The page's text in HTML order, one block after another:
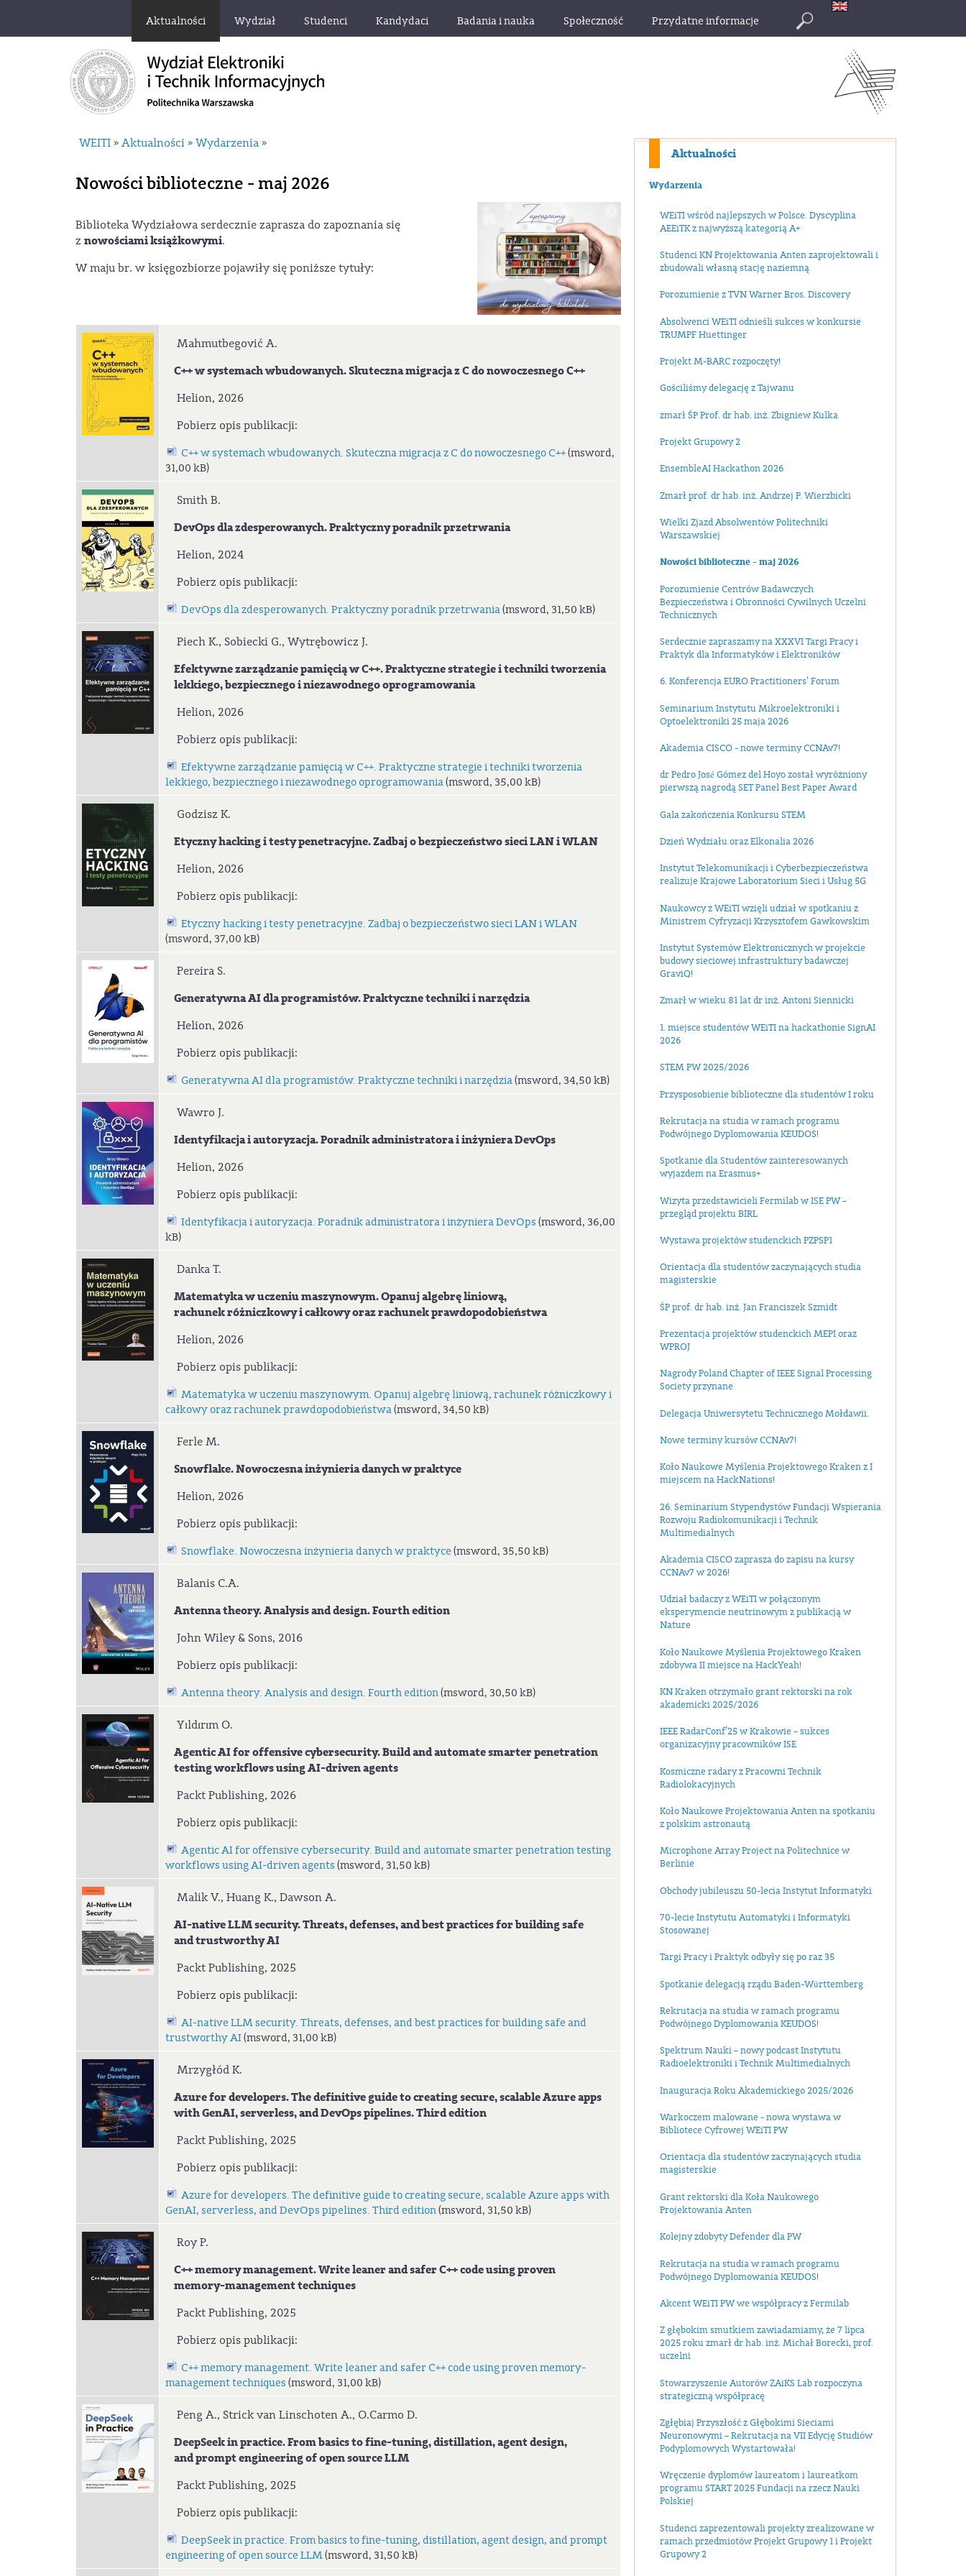
Aktualności Wydział Studenci Kandydaci Badania i nauka Społeczność Przydatne informacje
Aktualności
Wydarzenia
WEiTI wśród najlepszych w Polsce. Dyscyplina
AEEiTK z najwyższą kategorią A+
Studenci KN Projektowania Anten zaprojektowali i
zbudowali własną stację naziemną
Porozumienie z TVN Warner Bros. Discovery
Absolwenci WEiTI odnieśli sukces w konkursie
TRUMPF Huettinger
Projekt M-BARC rozpoczęty!
Gościliśmy delegację z Tajwanu
zmarł ŚP Prof. dr hab. inż. Zbigniew Kulka
Projekt Grupowy 2
EnsembleAI Hackathon 2026
Zmarł prof. dr hab. inż. Andrzej P. Wierzbicki
Wielki Zjazd Absolwentów Politechniki
Warszawskiej
Nowości biblioteczne - maj 2026
Porozumienie Centrów Badawczych
Bezpieczeństwa i Obronności Cywilnych Uczelni
Technicznych
Serdecznie zapraszamy na XXXVI Targi Pracy i
Praktyk dla Informatyków i Elektroników
6. Konferencja EURO Practitioners’ Forum
Seminarium Instytutu Mikroelektroniki i
Optoelektroniki 25 maja 2026
Akademia CISCO - nowe terminy CCNAv7!
dr Pedro José Gómez del Hoyo został wyróżniony
pierwszą nagrodą SET Panel Best Paper Award
Gala zakończenia Konkursu STEM
Dzień Wydziału oraz Elkonalia 2026
Instytut Telekomunikacji i Cyberbezpieczeństwa
realizuje Krajowe Laboratorium Sieci i Usług 5G
Naukowcy z WEiTI wzięli udział w spotkaniu z
Ministrem Cyfryzacji Krzysztofem Gawkowskim
Instytut Systemów Elektronicznych w projekcie
budowy sieciowej infrastruktury badawczej
GraviQ!
Zmarł w wieku 81 lat dr inż. Antoni Siennicki
1. miejsce studentów WEiTI na hackathonie SignAI
2026
STEM PW 2025/2026
Przysposobienie biblioteczne dla studentów I roku
Rekrutacja na studia w ramach programu
Podwójnego Dyplomowania KEUDOS!
Spotkanie dla Studentów zainteresowanych
wyjazdem na Erasmus+
Wizyta przedstawicieli Fermilab w ISE PW –
przegląd projektu BIRL
Wystawa projektów studenckich PZPSP1
Orientacja dla studentów zaczynających studia
magisterskie
ŚP prof. dr hab. inż. Jan Franciszek Szmidt
Prezentacja projektów studenckich MEPI oraz
WPROJ
Nagrody Poland Chapter of IEEE Signal Processing
Society przynane
Delegacja Uniwersytetu Technicznego Mołdawii.
Nowe terminy kursów CCNAv7!
Koło Naukowe Myślenia Projektowego Kraken z I
miejscem na HackNations!
26. Seminarium Stypendystów Fundacji Wspierania
Rozwoju Radiokomunikacji i Technik
Multimedialnych
Akademia CISCO zaprasza do zapisu na kursy
CCNAv7 w 2026!
Udział badaczy z WEiTI w połączonym
eksperymencie neutrinowym z publikacją w
Nature
Koło Naukowe Myślenia Projektowego Kraken
zdobywa II miejsce na HackYeah!
KN Kraken otrzymało grant rektorski na rok
akademicki 2025/2026
IEEE RadarConf’25 w Krakowie – sukces
organizacyjny pracowników ISE
Kosmiczne radary z Pracowni Technik
Radiolokacyjnych
Koło Naukowe Projektowania Anten na spotkaniu
z polskim astronautą
Microphone Array Project na Politechnice w
Berlinie
Obchody jubileuszu 50-lecia Instytut Informatyki
70-lecie Instytutu Automatyki i Informatyki
Stosowanej
Targi Pracy i Praktyk odbyły się po raz 35
Spotkanie delegacją rządu Baden-Württemberg
Rekrutacja na studia w ramach programu
Podwójnego Dyplomowania KEUDOS!
Spektrum Nauki – nowy podcast Instytutu
Radioelektroniki i Technik Multimedialnych
Inauguracja Roku Akademickiego 2025/2026
Warkoczem malowane - nowa wystawa w
Bibliotece Cyfrowej WEiTI PW
Orientacja dla studentów zaczynających studia
magisterskie
Grant rektorski dla Koła Naukowego
Projektowania Anten
Kolejny zdobyty Defender dla PW
Rekrutacja na studia w ramach programu
Podwójnego Dyplomowania KEUDOS!
Akcent WEiTI PW we współpracy z Fermilab
Z głębokim smutkiem zawiadamiamy, że 7 lipca
2025 roku zmarł dr hab. inż. Michał Borecki, prof.
uczelni
Stowarzyszenie Autorów ZAiKS Lab rozpoczyna
strategiczną współpracę
Zgłębiaj Przyszłość z Głębokimi Sieciami
Neuronowymi – Rekrutacja na VII Edycję Studiów
Podyplomowych Wystartowała!
Wręczenie dyplomów laureatom i laureatkom
programu START 2025 Fundacji na rzecz Nauki
Polskiej
Studenci zaprezentowali projekty zrealizowane w
ramach przedmiotów Projekt Grupowy 1 i Projekt
Grupowy 2
WEITI » Aktualności » Wydarzenia »
Nowości biblioteczne - maj 2026
Biblioteka Wydziałowa serdecznie zaprasza do zapoznania się
z nowościami książkowymi.
W maju br. w księgozbiorze pojawiły się poniższe tytuły:
Mahmutbegović A.
C++ w systemach wbudowanych. Skuteczna migracja z C do nowoczesnego C++
Helion, 2026
Pobierz opis publikacji:
C++ w systemach wbudowanych. Skuteczna migracja z C do nowoczesnego C++(msword,
31,00 kB)
Smith B.
DevOps dla zdesperowanych. Praktyczny poradnik przetrwania
Helion, 2024
Pobierz opis publikacji:
DevOps dla zdesperowanych. Praktyczny poradnik przetrwania(msword, 31,50 kB)
Piech K., Sobiecki G., Wytrębowicz J.
Efektywne zarządzanie pamięcią w C++. Praktyczne strategie i techniki tworzenia
lekkiego, bezpiecznego i niezawodnego oprogramowania
Helion, 2026
Pobierz opis publikacji:
Efektywne zarządzanie pamięcią w C++. Praktyczne strategie i techniki tworzenia
lekkiego, bezpiecznego i niezawodnego oprogramowania(msword, 35,00 kB)
Godzisz K.
Etyczny hacking i testy penetracyjne. Zadbaj o bezpieczeństwo sieci LAN i WLAN
Helion, 2026
Pobierz opis publikacji:
Etyczny hacking i testy penetracyjne. Zadbaj o bezpieczeństwo sieci LAN i WLAN
(msword, 37,00 kB)
Pereira S.
Generatywna AI dla programistów. Praktyczne techniki i narzędzia
Helion, 2026
Pobierz opis publikacji:
Generatywna AI dla programistów. Praktyczne techniki i narzędzia(msword, 34,50 kB)
Wawro J.
Identyfikacja i autoryzacja. Poradnik administratora i inżyniera DevOps
Helion, 2026
Pobierz opis publikacji:
Identyfikacja i autoryzacja. Poradnik administratora i inżyniera DevOps (msword, 36,00
kB)
Danka T.
Matematyka w uczeniu maszynowym. Opanuj algebrę liniową,
rachunek różniczkowyi całkowy oraz rachunek prawdopodobieństwa
Helion, 2026
Pobierz opis publikacji:
Matematyka w uczeniu maszynowym. Opanuj algebrę liniową, rachunek różniczkowy i
całkowy oraz rachunek prawdopodobieństwa(msword, 34,50 kB)
Ferle M.
Snowflake. Nowoczesna inżynieria danych w praktyce
Helion, 2026
Pobierz opis publikacji:
Snowflake. Nowoczesna inżynieria danych w praktyce (msword, 35,50 kB)
Balanis C.A.
Antenna theory. Analysis and design. Fourth edition
John Wiley & Sons, 2016
Pobierz opis publikacji:
Antenna theory. Analysis and design. Fourth edition(msword, 30,50 kB)
Yıldırım O.
Agentic AI for offensive cybersecurity. Build and automate smarter penetration
testingworkflows using AI-driven agents
Packt Publishing, 2026
Pobierz opis publikacji:
Agentic AI for offensive cybersecurity. Build and automate smarter penetration testing
workflows using AI-driven agents (msword, 31,50 kB)
Malik V., Huang K., Dawson A.
AI-native LLM security. Threats, defenses, and best practices for building safe
and trustworthy AI
Packt Publishing, 2025
Pobierz opis publikacji:
AI-native LLM security. Threats, defenses, and best practices for building safe and
trustworthy AI(msword, 31,00 kB)
Mrzygłód K.
Azure for developers. The definitive guide to creating secure, scalable Azure apps
with GenAI, serverless, and DevOps pipelines. Third edition
Packt Publishing, 2025
Pobierz opis publikacji:
Azure for developers. The definitive guide to creating secure, scalable Azure apps with
GenAI, serverless, and DevOps pipelines. Third edition(msword, 31,50 kB)
Roy P.
C++ memory management. Write leaner and safer C++ code using proven
memory-management techniques
Packt Publishing, 2025
Pobierz opis publikacji:
C++ memory management. Write leaner and safer C++ code using proven memory-
management techniques (msword, 31,00 kB)
Peng A., Strick van Linschoten A., O.Carmo D.
DeepSeek in practice. From basics to fine-tuning, distillation, agent design,
and prompt engineering of open source LLM
Packt Publishing, 2025
Pobierz opis publikacji:
DeepSeek in practice. From basics to fine-tuning, distillation, agent design, and prompt
engineering of open source LLM(msword, 31,50 kB)